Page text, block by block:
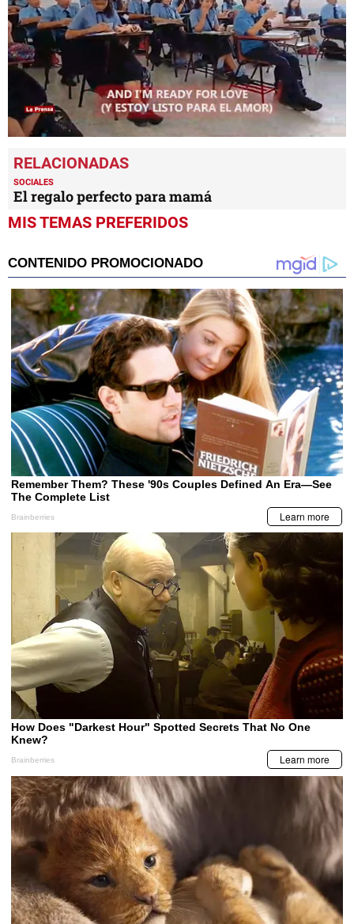
seconds
of
9
minutes,
18
seconds
SOCIALES
El regalo perfecto para mamá
MIS TEMAS PREFERIDOS